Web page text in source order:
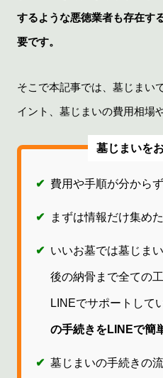
するような悪徳業者も存在す
要です。
そこで本記事では、墓じまい
イント、墓じまいの費用相場
墓じまいを
✔ 費用や手順が分から
✔ まずは情報だけ集め
✔ いいお墓では墓じま
後の納骨まで全ての
LINEでサポートして
の手続きをLINEで簡
✔ 墓じまいの手続きの